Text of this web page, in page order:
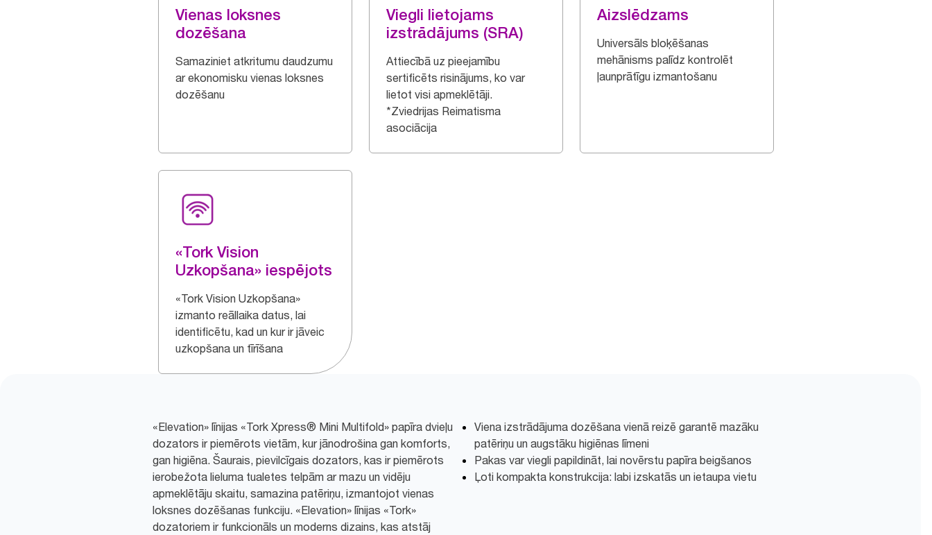
Vienas loksnes
dozēšana
Samaziniet atkritumu daudzumu
ar ekonomisku vienas loksnes
dozēšanu
Viegli lietojams
izstrādājums (SRA)
Attiecībā uz pieejamību
sertificēts risinājums, ko var
lietot visi apmeklētāji.
*Zviedrijas Reimatisma
asociācija
Aizslēdzams
Universāls bloķēšanas
mehānisms palīdz kontrolēt
ļaunprātīgu izmantošanu
«Tork Vision
Uzkopšana» iespējots
«Tork Vision Uzkopšana»
izmanto reāllaika datus, lai
identificētu, kad un kur ir jāveic
uzkopšana un tīrīšana
«Elevation» līnijas «Tork Xpress® Mini Multifold» papīra dvieļu
dozators ir piemērots vietām, kur jānodrošina gan komforts,
gan higiēna. Šaurais, pievilcīgais dozators, kas ir piemērots
ierobežota lieluma tualetes telpām ar mazu un vidēju
apmeklētāju skaitu, samazina patēriņu, izmantojot vienas
loksnes dozēšanas funkciju. «Elevation» līnijas «Tork»
dozatoriem ir funkcionāls un moderns dizains, kas atstāj
Viena izstrādājuma dozēšana vienā reizē garantē mazāku
patēriņu un augstāku higiēnas līmeni
Pakas var viegli papildināt, lai novērstu papīra beigšanos
Ļoti kompakta konstrukcija: labi izskatās un ietaupa vietu